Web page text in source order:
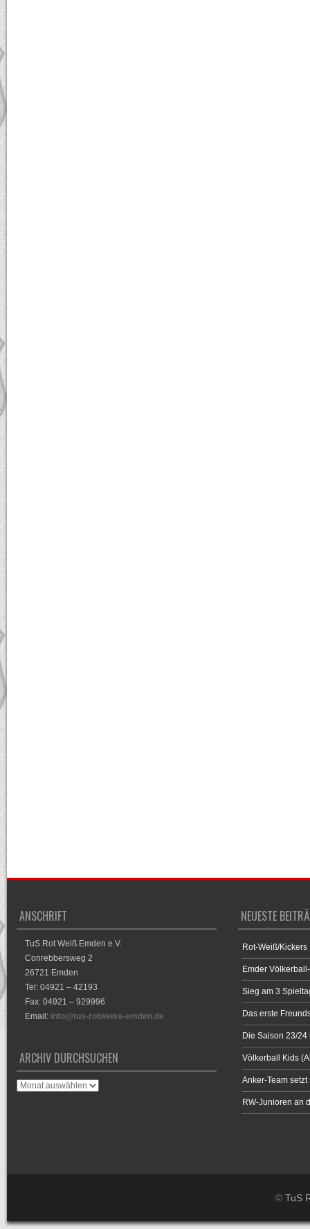
ANSCHRIFT
TuS Rot Weiß Emden e.V.
Conrebbersweg 2
26721 Emden
Tel: 04921 – 42193
Fax: 04921 – 929996
Email: info@tus-rotweiss-emden.de
ARCHIV DURCHSUCHEN
Archiv
NEUESTE
Rot-Weiß/
Emder
Sieg am 3
Das erste
Die Saison 23/24
Völkerball Kids
Anker-Team
RW-Junioren an
© TuS